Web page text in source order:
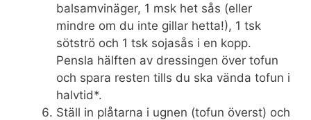
balsamvinäger, 1 msk het sås (eller
mindre om du inte gillar hetta!), 1 tsk
sötströ och 1 tsk sojasås i en kopp.
Pensla hälften av dressingen över tofun
och spara resten tills du ska vända tofun i
halvtid*.
Ställ in plåtarna i ugnen (tofun överst) och